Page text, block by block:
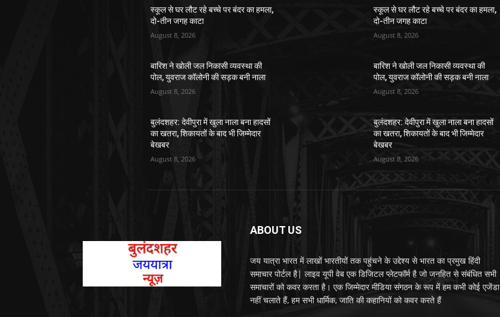
स्कूल से घर लौट रहे बच्चे पर बंदर का हमला,
दो-तीन जगह काटा
August 8, 2026
बारिश ने खोली जल निकासी व्यवस्था की
पोल, युवराज कॉलोनी की सड़क बनी नाला
August 8, 2026
बुलंदशहर: देवीपुरा में खुला नाला बना हादसों
का खतरा, शिकायतों के बाद भी जिम्मेदार
बेखबर
August 8, 2026
स्कूल से घर लौट रहे बच्चे पर बंदर का हमला,
दो-तीन जगह काटा
August 8, 2026
बारिश ने खोली जल निकासी व्यवस्था की
पोल, युवराज कॉलोनी की सड़क बनी नाला
August 8, 2026
बुलंदशहर: देवीपुरा में खुला नाला बना हादसों
का खतरा, शिकायतों के बाद भी जिम्मेदार
बेखबर
August 8, 2026
ABOUT US
जय यात्रा भारत में लाखों भारतीयों तक पहुंचने के उद्देश्य से भारत का प्रमुख हिंदी
समाचार पोर्टल है| लाइव यूपी वेब एक डिजिटल प्लेटफॉर्म है जो जनहित से संबंधित सभी
समाचारों को कवर करता है। एक जिम्मेदार मीडिया संगठन के रूप में हम कभी कोई एजेंडा
नहीं चलाते हैं, हम सभी धार्मिक, जाति की कहानियों को कवर करते हैं